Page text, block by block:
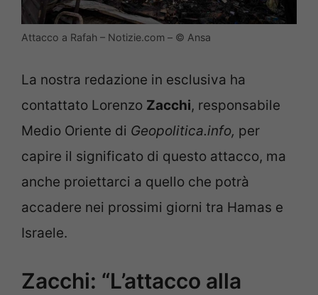
Attacco a Rafah – Notizie.com – © Ansa
La nostra redazione in esclusiva ha
contattato Lorenzo Zacchi, responsabile
Medio Oriente di Geopolitica.info, per
capire il significato di questo attacco, ma
anche proiettarci a quello che potrà
accadere nei prossimi giorni tra Hamas e
Israele.
Zacchi: “L’attacco alla